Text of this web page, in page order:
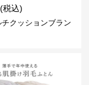
(税込)
クッションブラン